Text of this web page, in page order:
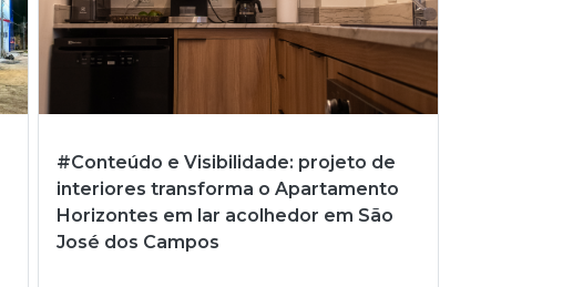
#Conteúdo e Visibilidade: projeto de
interiores transforma o Apartamento
Horizontes em lar acolhedor em São
José dos Campos